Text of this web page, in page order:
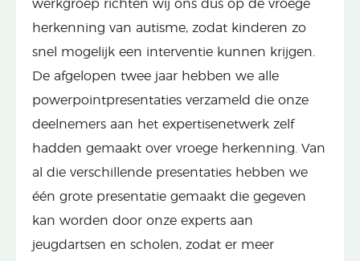
werkgroep richten wij ons dus op de vroege
herkenning van autisme, zodat kinderen zo
snel mogelijk een interventie kunnen krijgen.
De afgelopen twee jaar hebben we alle
powerpointpresentaties verzameld die onze
deelnemers aan het expertisenetwerk zelf
hadden gemaakt over vroege herkenning. Van
al die verschillende presentaties hebben we
één grote presentatie gemaakt die gegeven
kan worden door onze experts aan
jeugdartsen en scholen, zodat er meer